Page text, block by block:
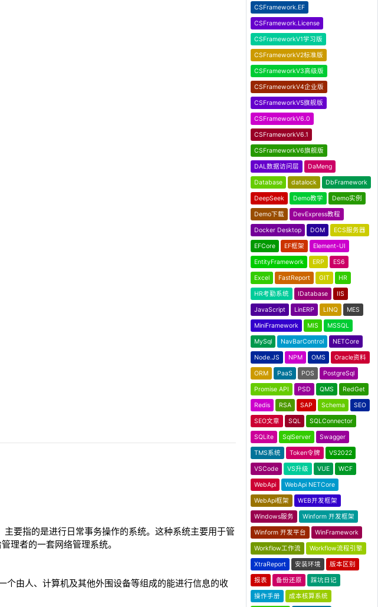
要指的是进行日常事务操作的系统。这种系统主要用于管
理者的一套网络管理系统。
由人、计算机及其他外围设备等组成的能进行信息的收
CSFramework.EF
CSFramework.License
CSFrameworkV1学习版
CSFrameworkV2标准版
CSFrameworkV3高级版
CSFrameworkV4企业版
CSFrameworkV5旗舰版
CSFrameworkV6.0
CSFrameworkV6.1
CSFrameworkV6旗舰版
DAL数据访问层 DaMeng
Database datalock DbFramework
DeepSeek Demo教学 Demo实例
Demo下载 DevExpress教程
Docker Desktop DOM ECS服务器
EFCore EF框架 Element-UI
EntityFramework ERP ES6
Excel FastReport GIT HR
HR考勤系统 IDatabase IIS
JavaScript LinERP LINQ MES
MiniFramework MIS MSSQL
MySql NavBarControl NETCore
Node.JS NPM OMS Oracle资料
ORM PaaS POS PostgreSql
Promise API PSD QMS RedGet
Redis RSA SAP Schema SEO
SEO文章 SQL SQLConnector
SQLite SqlServer Swagger
TMS系统 Token令牌 VS2022
VSCode VS升级 VUE WCF
WebApi WebApi NETCore
WebApi框架 WEB开发框架
Windows服务 Winform 开发框架
Winform 开发平台 WinFramework
Workflow工作流 Workflow流程引擎
XtraReport 安装环境 版本区别
报表 备份还原 踩坑日记
操作手册 成本核算系统